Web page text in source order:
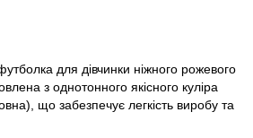
для дівчинки ніжного рожевого
з однотонного якісного куліра
що забезпечує легкість виробу та